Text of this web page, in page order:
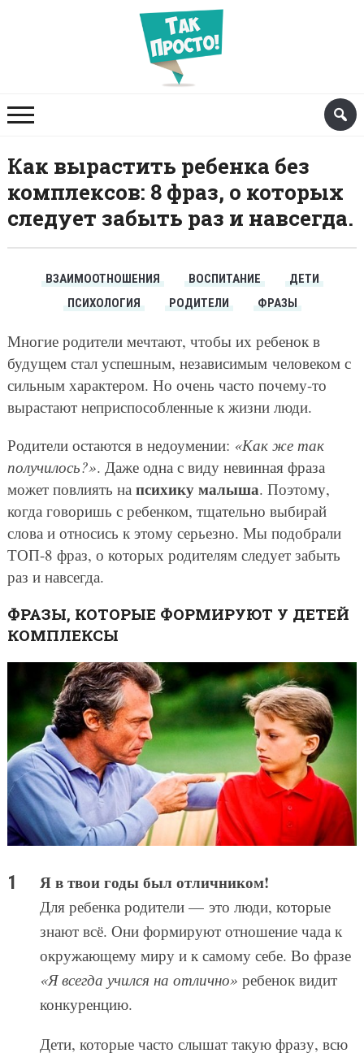
Как вырастить ребенка без
комплексов: 8 фраз, о которых
следует забыть раз и навсегда.
ВЗАИМООТНОШЕНИЯ ВОСПИТАНИЕ
ДЕТИ
ПСИХОЛОГИЯ
РОДИТЕЛИ ФРАЗЫ
Многие родители мечтают, чтобы их ребенок в
будущем стал успешным, независимым человеком с
сильным характером. Но очень часто почему-то
вырастают неприспособленные к жизни люди.
Родители остаются в недоумении: «Как же так
получилось?». Даже одна с виду невинная фраза
может повлиять на психику малыша. Поэтому,
когда говоришь с ребенком, тщательно выбирай
слова и относись к этому серьезно. Мы подобрали
ТОП-8 фраз, о которых родителям следует забыть
раз и навсегда.
ФРАЗЫ, КОТОРЫЕ ФОРМИРУЮТ У ДЕТЕЙ
КОМПЛЕКСЫ
Я в твои годы был отличником!
Для ребенка родители — это люди, которые
знают всё. Они формируют отношение чада к
окружающему миру и к самому себе. Во фразе
«Я всегда учился на отлично» ребенок видит
конкуренцию.
Дети, которые часто слышат такую фразу, всю